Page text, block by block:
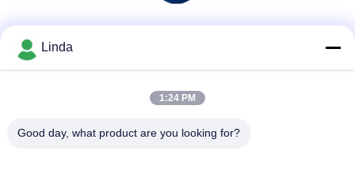
Linda
1:24 PM
Good day, what product are you looking for?